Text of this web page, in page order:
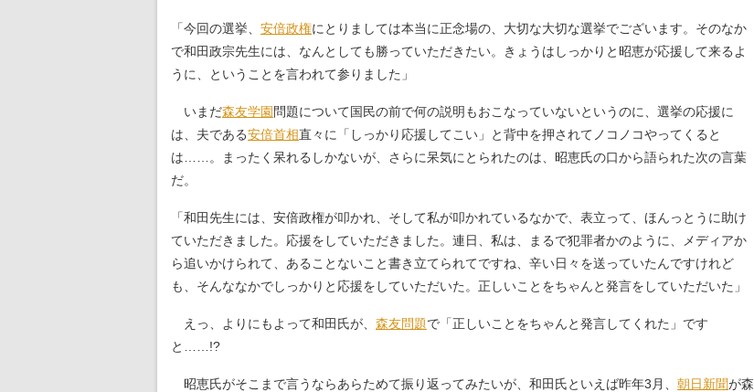
「今回の選挙、 安倍政権にとりましては本当に正念場の、大切な大切な選挙でございます。そのなか
で和田政宗先生には、なんとしても勝っていただきたい。きょうはしっかりと昭恵が応援して来るよ
うに、ということを言われて参りました」
いまだ森友学園 問題について国民の前で何の説明もおこなっていないというのに、選挙の応援に
は、夫である安倍首相直々に「しっかり応援してこい」と背中を押されてノコノコやってくると
は……。まったく呆れるしかないが、さらに呆気にとられたのは、昭恵氏の口から語られた次の言葉
だ。
「和田先生には、安倍政権が叩かれ、そして私が叩かれているなかで、表立って、ほんっとうに助け
ていただきました。応援をしていただきました。連日、私は、まるで犯罪者かのように、メディアか
ら追いかけられて、あることないこと書き立てられてですね、辛い日々を送っていたんですけれど
も、そんななかでしっかりと応援をしていただいた。正しいことをちゃんと発言をしていただいた」
えっ、よりにもよって和田氏が、 森友問題で「正しいことをちゃんと発言してくれた」です
と……!?
昭恵氏がそこまで言うならあらためて振り返ってみたいが、和田氏といえば昨年3月、 朝日新聞が森